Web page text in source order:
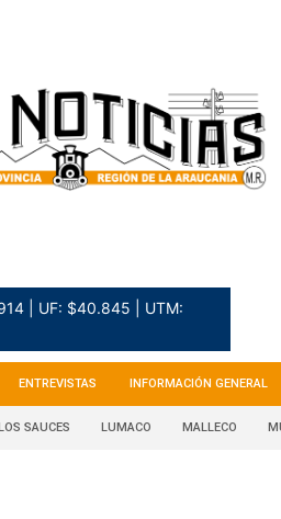
| UF: $40.845 | UTM:
ENTREVISTAS INFORMACIÓN GENERAL
SAUCES LUMACO MALLECO